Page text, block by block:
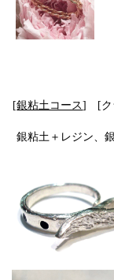
[銀粘土コース] [ク
銀粘土＋レジン、